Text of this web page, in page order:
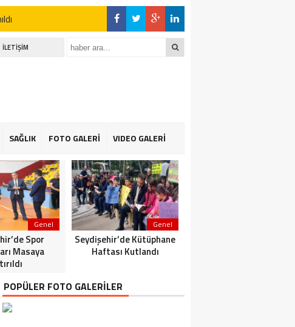
İLETİŞİM
SAĞLIK FOTO GALERİ VIDEO GALERİ
Genel
Spor
Masaya
Genel
Seydişehir’de Kütüphane
Haftası Kutlandı
POPÜLER FOTO GALERİLER